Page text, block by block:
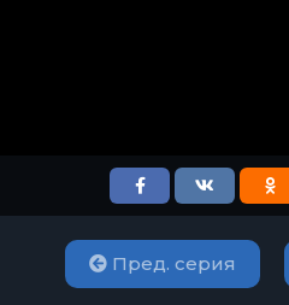
Пред. серия